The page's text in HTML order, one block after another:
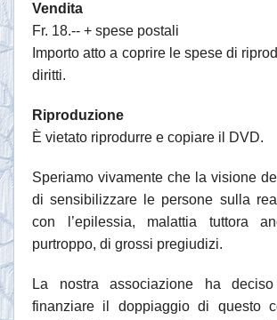
Vendita
Fr. 18.-- + spese postali
Importo atto a coprire le spese di
diritti.
Riproduzione
È vietato riprodurre e copiare il DVD.
Speriamo vivamente che la visione
di sensibilizzare le persone sulla
con l’epilessia, malattia tuttora
purtroppo, di grossi pregiudizi.
La nostra associazione ha
finanziare il doppiaggio di questo